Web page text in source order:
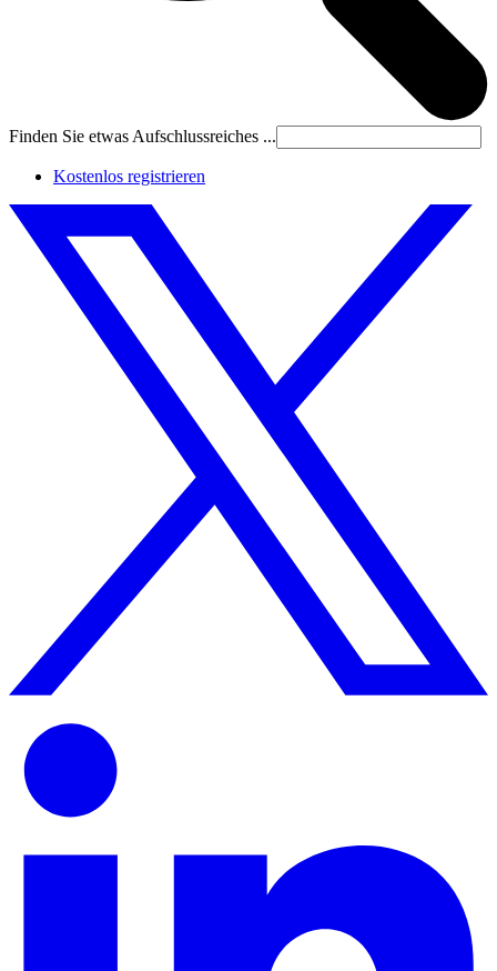
Finden Sie etwas Aufschlussreiches ...
Kostenlos registrieren